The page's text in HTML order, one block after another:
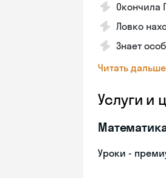
Окончила
Ловко
Знает
Читать дальше
Услуги и
Уроки -